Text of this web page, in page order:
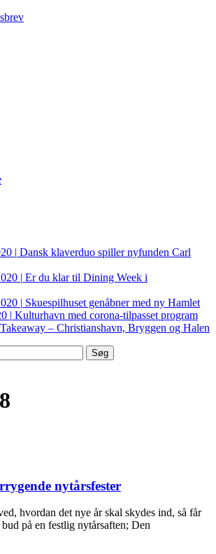
| Dansk klaverduo spiller nyfunden Carl
| Er du klar til Dining Week i
| Skuespilhuset genåbner med ny Hamlet
| Kulturhavn med corona-tilpasset program
Takeaway – Christianshavn, Bryggen og Halen
nytårsfester
hvordan det nye år skal skydes ind, så får
på en festlig nytårsaften; Den